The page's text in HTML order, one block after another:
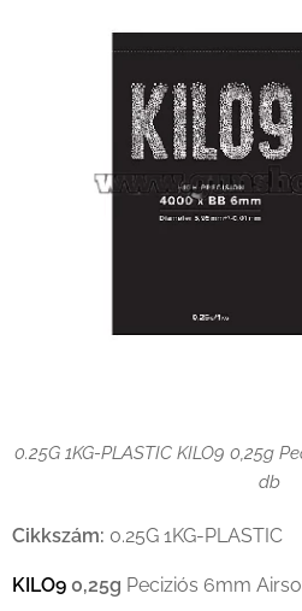
0.25G 1KG-PLASTIC KILO9 0,25g
db
Cikkszám: 0.25G 1KG-PLASTIC
KILO9 0,25g Peciziós 6mm